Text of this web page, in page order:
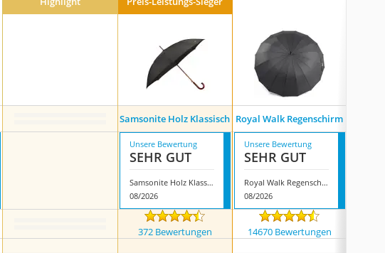
Samsonite Holz Klassisch Royal Walk Regenschirm
Unsere Bewertung
SEHR GUT
Samsonite Holz Klassisch
08/2026
Unsere Bewertung
SEHR GUT
Royal Walk Regenschirm
08/2026
372 Bewertungen 14670 Bewertungen